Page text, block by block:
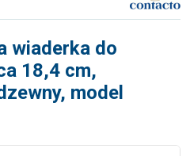
wiaderka do
18,4 cm,
model